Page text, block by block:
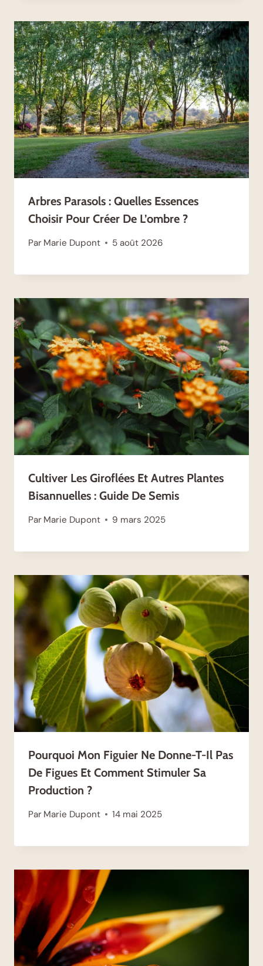
Arbres Parasols : Quelles Essences
Choisir Pour Créer De L’ombre ?
Par Marie Dupont 5 août 2026
Cultiver Les Giroflées Et Autres Plantes
Bisannuelles : Guide De Semis
Par Marie Dupont 9 mars 2025
Pourquoi Mon Figuier Ne Donne-T-Il Pas
De Figues Et Comment Stimuler Sa
Production ?
Par Marie Dupont 14 mai 2025